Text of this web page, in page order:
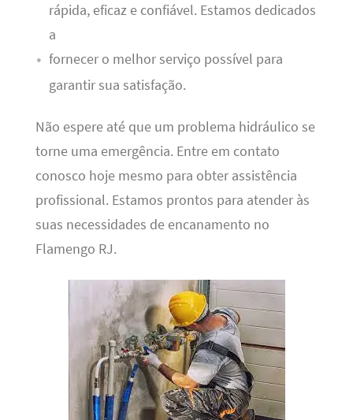
rápida, eficaz e confiável. Estamos dedicados
a
fornecer o melhor serviço possível para
garantir sua satisfação.
Não espere até que um problema hidráulico se
torne uma emergência. Entre em contato
conosco hoje mesmo para obter assistência
profissional. Estamos prontos para atender às
suas necessidades de encanamento no
Flamengo RJ.